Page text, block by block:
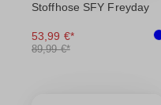
Stoffhose SFY Freyday
53,99 €*
89,99 €*